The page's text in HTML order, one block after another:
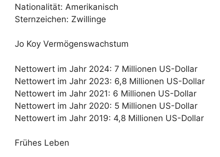
Nationalität: Amerikanisch
Sternzeichen: Zwillinge
Jo Koy Vermögenswachstum
Nettowert im Jahr 2024: 7 Millionen US-Dollar
Nettowert im Jahr 2023: 6,8 Millionen US-Dollar
Nettowert im Jahr 2021: 6 Millionen US-Dollar
Nettowert im Jahr 2020: 5 Millionen US-Dollar
Nettowert im Jahr 2019: 4,8 Millionen US-Dollar
Frühes Leben